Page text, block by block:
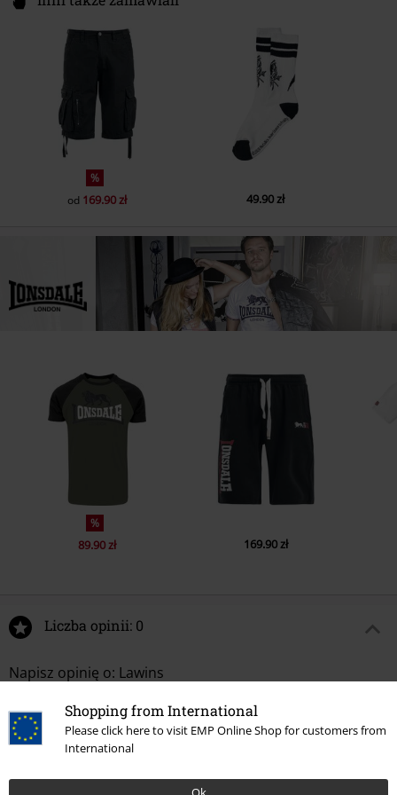
Shopping from International
Please click here to visit EMP Online Shop for customers from
International
%
od 169.90 zł 49.90 zł
%
89.90 zł 169.90 zł
Liczba opinii: 0
Napisz opinię o: Lawins
Napisz opinię